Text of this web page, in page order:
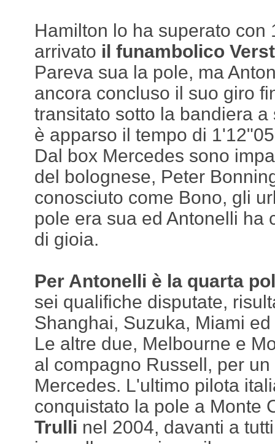
Hamilton lo ha superato con
arrivato il funambolico
Pareva sua la pole, ma
ancora concluso il suo giro
transitato sotto la bandiera
è apparso il tempo di
Dal box Mercedes sono
del bolognese, Peter
conosciuto come Bono, gli
pole era sua ed Antonelli ha
di gioia.
Per Antonelli è la quarta
sei qualifiche disputate,
Shanghai, Suzuka, Miami
Le altre due, Melbourne e
al compagno Russell, per
Mercedes. L'ultimo pilota
conquistato la pole a Monte
Trulli nel 2004, davanti a